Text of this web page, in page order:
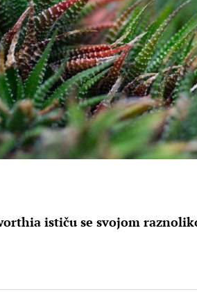
ističu se svojom